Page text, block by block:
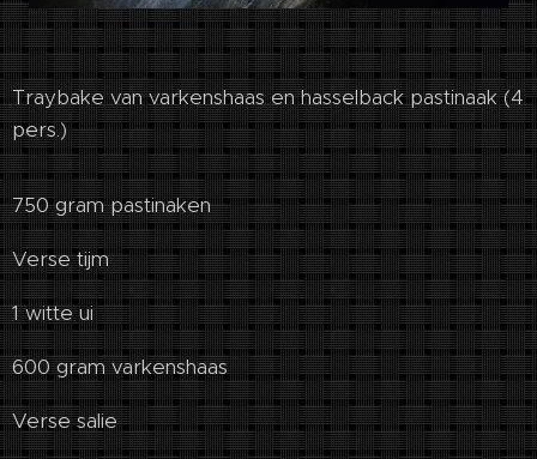
Traybake van varkenshaas en hasselback pastinaak (4
pers.)
750 gram pastinaken
Verse tijm
1 witte ui
600 gram varkenshaas
Verse salie